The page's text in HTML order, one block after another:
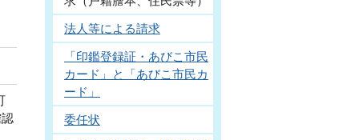
法人等による請求
「印鑑登録証・あびこ市民
カード」と「あびこ市民カ
ード」
委任状